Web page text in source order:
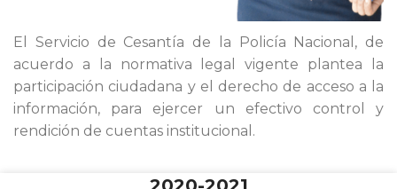
El Servicio de Cesantía de la Policía Nacional, de
acuerdo a la normativa legal vigente plantea la
participación ciudadana y el derecho de acceso a la
información, para ejercer un efectivo control y
rendición de cuentas institucional.